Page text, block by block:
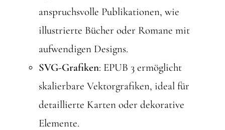
anspruchsvolle Publikationen, wie
illustrierte Bücher oder Romane mit
aufwendigen Designs.
SVG-Grafiken: EPUB 3 ermöglicht
skalierbare Vektorgrafiken, ideal für
detaillierte Karten oder dekorative
Elemente.